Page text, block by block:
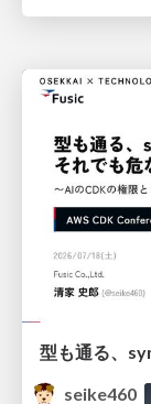
seike460